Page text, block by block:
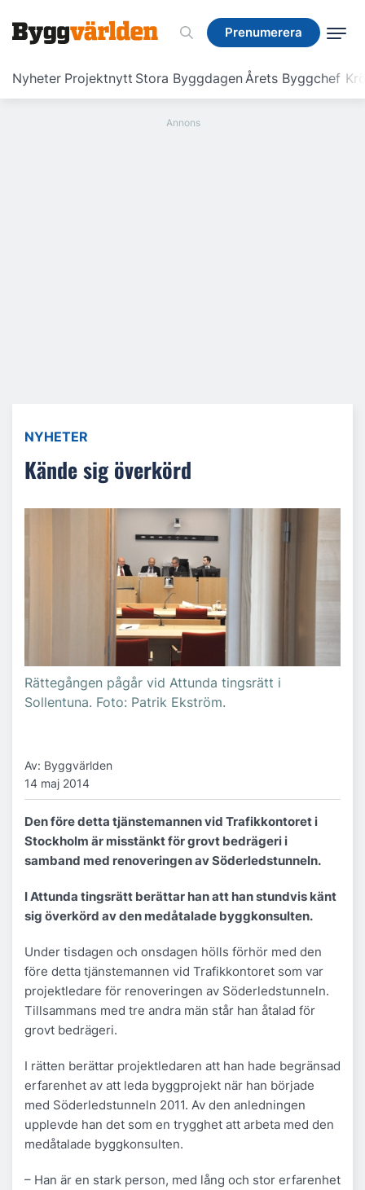
Prenumerera
Nyheter Projektnytt Stora ByggdagenÅrets Byggchef
Prenumerera
NYHETER
Kände sig överkörd
Rättegången pågår vid Attunda tingsrätt i
Sollentuna. Foto: Patrik Ekström.
Av: Byggvärlden
14 maj 2014
Den före detta tjänstemannen vid Trafikkontoret i
Stockholm är misstänkt för grovt bedrägeri i
samband med renoveringen av Söderledstunneln.
I Attunda tingsrätt berättar han att han stundvis känt
sig överkörd av den medåtalade byggkonsulten.
Under tisdagen och onsdagen hölls förhör med den
före detta tjänstemannen vid Trafikkontoret som var
projektledare för renoveringen av Söderledstunneln.
Tillsammans med tre andra män står han åtalad för
grovt bedrägeri.
I rätten berättar projektledaren att han hade begränsad
erfarenhet av att leda byggprojekt när han började
med Söderledstunneln 2011. Av den anledningen
upplevde han det som en trygghet att arbeta med den
medåtalade byggkonsulten.
– Han är en stark person, med lång och stor erfarenhet